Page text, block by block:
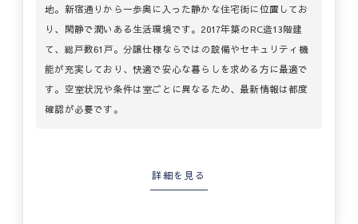
地。新宿通りから一歩奥に入った静かな住宅街に位置してお
り、閑静で潤いある生活環境です。2017年築のRC造13階建
て、総戸数61戸。分譲仕様ならではの設備やセキュリティ機
能が充実しており、快適で安心な暮らしを求める方に最適で
す。空室状況や条件は室ごとに異なるため、最新情報は都度
確認が必要です。
詳細を見る